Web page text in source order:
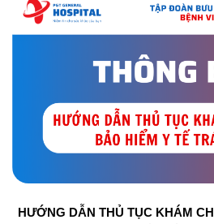
HƯỚNG DẪN THỦ TỤC KHÁM